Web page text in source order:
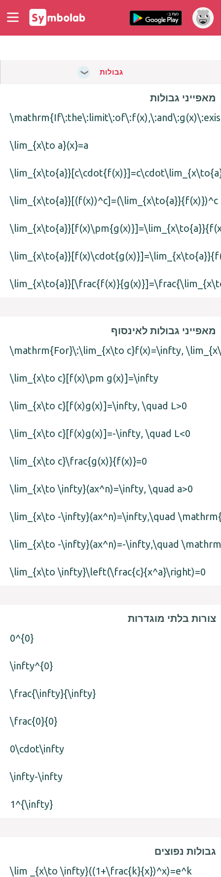
גבולות
מאפייני גבולות
\lim_{x\to a}(x}=a
\lim_{x\to{a}}[(f(x))^c]=(\lim_{x\to{a}}{f(x)})^c
מאפייני גבולות לאינסוף
\mathrm{For}\:\lim_{x\to c}f(x)=\infty,
\lim_{x\to c}[f(x)\pm g(x)]=\infty
\lim_{x\to c}[f(x)g(x)]=\infty, \quad L>0
\lim_{x\to c}[f(x)g(x)]=-\infty, \quad L<0
\lim_{x\to c}\frac{g(x)}{f(x)}=0
\lim_{x\to \infty}(ax^n)=\infty, \quad a>0
\lim_{x\to \infty}\left(\frac{c}{x^a}\right)=0
צורות בלתי מוגדרות
0^{0}
\infty^{0}
\frac{\infty}{\infty}
\frac{0}{0}
0\cdot\infty
\infty-\infty
1^{\infty}
גבולות נפוצים
\lim _{x\to \infty}((1+\frac{k}{x})^x)=e^k